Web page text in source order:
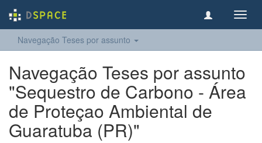
Navegação Teses por assunto
Navegação Teses por assunto
"Sequestro de Carbono - Área
de Proteçao Ambiental de
Guaratuba (PR)"